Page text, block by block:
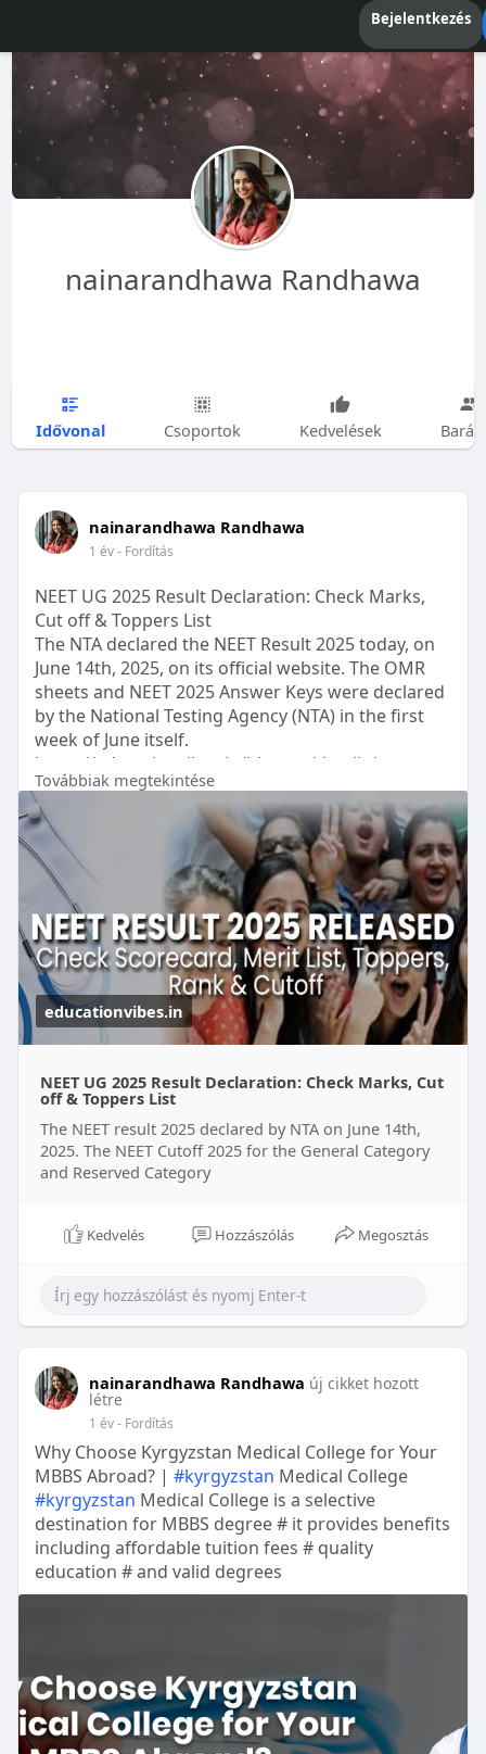
Bejelentkezés
nainarandhawa Randhawa
Idővonal Csoportok Kedvelések
nainarandhawa Randhawa
1 év- Fordítás
NEET UG 2025 Result Declaration: Check Marks,
Cut off & Toppers List
The NTA declared the NEET Result 2025 today, on
June 14th, 2025, on its official website. The OMR
sheets and NEET 2025 Answer Keys were declared
by the National Testing Agency (NTA) in the first
week of June itself.
https://educationvibes.in/blog....s/details/neet-ug-
20
Továbbiak megtekintése
educationvibes.in
NEET UG 2025 Result Declaration: Check Marks, Cut
off & Toppers List
The NEET result 2025 declared by NTA on June 14th,
2025. The NEET Cutoff 2025 for the General Category
and Reserved Category
Kedvelés Hozzászólás Megosztás
nainarandhawa Randhawa új cikket hozott
létre
1 év- Fordítás
Why Choose Kyrgyzstan Medical College for Your
MBBS Abroad? | #kyrgyzstan Medical College
#kyrgyzstan Medical College is a selective
destination for MBBS degree # it provides benefits
including affordable tuition fees # quality
education # and valid degrees